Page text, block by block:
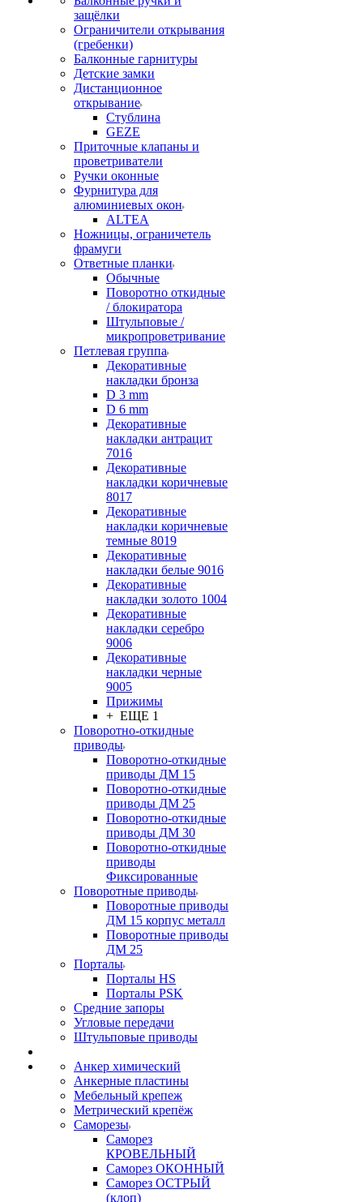
защёлки
Ограничители открывания
(гребенки)
Балконные гарнитуры
Детские замки
Дистанционное
открывание
Стублина
GEZE
Приточные клапаны и
проветриватели
Ручки оконные
Фурнитура для
алюминиевых окон
ALTEA
Ножницы, ограничетель
фрамуги
Ответные планки
Обычные
Поворотно откидные
/ блокиратора
Штульповые /
микропроветривание
Петлевая группа
Декоративные
накладки бронза
D 3 mm
D 6 mm
Декоративные
накладки антрацит
7016
Декоративные
накладки коричневые
8017
Декоративные
накладки коричневые
темные 8019
Декоративные
накладки белые 9016
Декоративные
накладки золото 1004
Декоративные
накладки серебро
9006
Декоративные
накладки черные
9005
Прижимы
+ ЕЩЕ 1
Поворотно-откидные
приводы
Поворотно-откидные
приводы ДМ 15
Поворотно-откидные
приводы ДМ 25
Поворотно-откидные
приводы ДМ 30
Поворотно-откидные
приводы
Фиксированные
Поворотные приводы
Поворотные приводы
ДМ 15 корпус металл
Поворотные приводы
ДМ 25
Порталы
Порталы HS
Порталы PSK
Средние запоры
Угловые передачи
Штульповые приводы
Анкер химический
Анкерные пластины
Мебельный крепеж
Метрический крепёж
Саморезы
Саморез
КРОВЕЛЬНЫЙ
Саморез ОКОННЫЙ
Саморез ОСТРЫЙ
(клоп)